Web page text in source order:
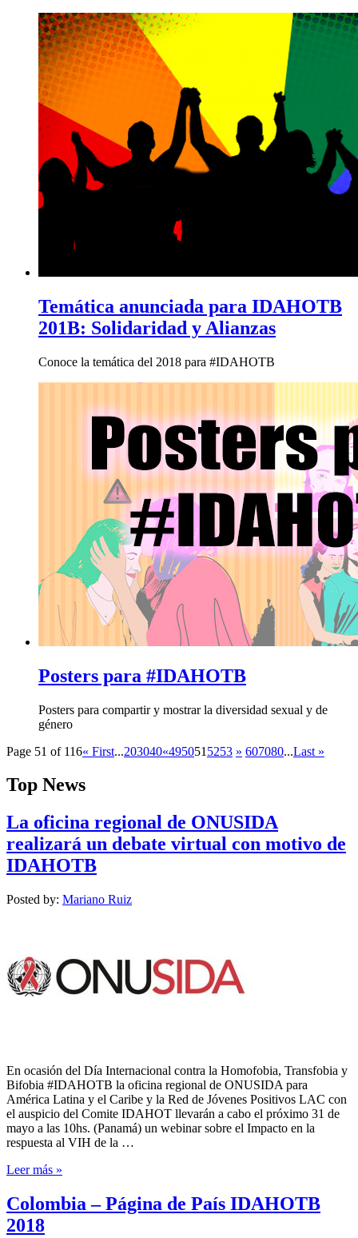
Temática anunciada para IDAHOTB
201B: Solidaridad y Alianzas
Conoce la temática del 2018 para #IDAHOTB
Posters para #IDAHOTB
Posters para compartir y mostrar la diversidad sexual y de
género
Page 51 of 116« First...203040«495051 5253 » 607080...Last »
Top News
La oficina regional de ONUSIDA
realizará un debate virtual con motivo de
IDAHOTB
Posted by: Mariano Ruiz
En ocasión del Día Internacional contra la Homofobia, Transfobia y
Bifobia #IDAHOTB la oficina regional de ONUSIDA para
América Latina y el Caribe y la Red de Jóvenes Positivos LAC con
el auspicio del Comite IDAHOT llevarán a cabo el próximo 31 de
mayo a las 10hs. (Panamá) un webinar sobre el Impacto en la
respuesta al VIH de la …
Leer más »
Colombia – Página de País IDAHOTB
2018